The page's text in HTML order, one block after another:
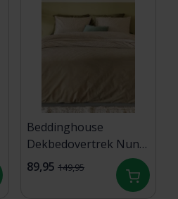
Beddinghouse
Dekbedovertrek Nuno
Zand 200x200/220 cm
89,95 149,95